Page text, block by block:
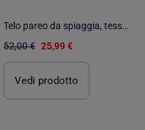
Telo pareo da spiaggia, tessuto in rilievo, fouta - Gamusi.
52,00 € 25,99 €
Vedi prodotto